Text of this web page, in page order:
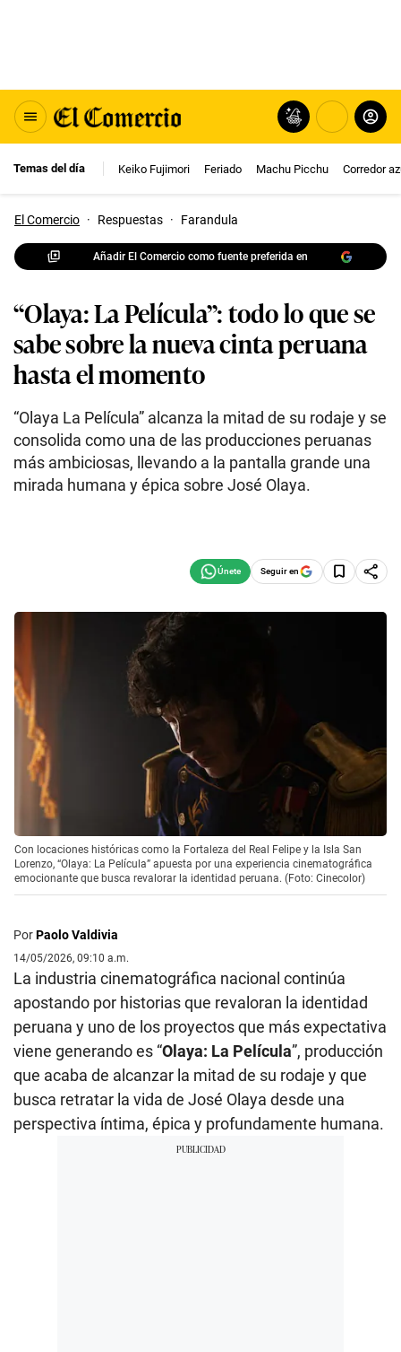
Temas del día Keiko Fujimori Feriado Machu Picchu Corredor
El Comercio · Respuestas · Farandula
Añadir El Comercio como fuente preferida en
“Olaya: La Película”: todo lo que se
sabe sobre la nueva cinta peruana
hasta el momento
“Olaya La Película” alcanza la mitad de su rodaje y se
consolida como una de las producciones peruanas
más ambiciosas, llevando a la pantalla grande una
mirada humana y épica sobre José Olaya.
Seguir en
Con locaciones históricas como la Fortaleza del Real Felipe y la Isla San
Lorenzo, “Olaya: La Película” apuesta por una experiencia cinematográfica
emocionante que busca revalorar la identidad peruana. (Foto: Cinecolor)
PorPaolo Valdivia
14/05/2026, 09:10 a.m.
La industria cinematográfica nacional continúa
apostando por historias que revaloran la identidad
peruana y uno de los proyectos que más expectativa
viene generando es “Olaya: La Película”, producción
que acaba de alcanzar la mitad de su rodaje y que
busca retratar la vida de José Olaya desde una
perspectiva íntima, épica y profundamente humana.